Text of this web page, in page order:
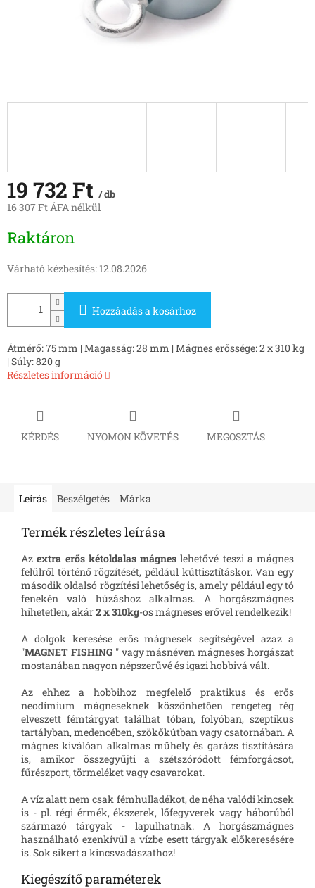
19 732 Ft / db
16 307 Ft ÁFA nélkül
Raktáron
Várható kézbesítés: 12.08.2026
Hozzáadás a kosárhoz
Átmérő: 75 mm | Magasság: 28 mm | Mágnes erőssége: 2 x 310 kg
| Súly: 820 g
Részletes információ
KÉRDÉS NYOMON KÖVETÉS MEGOSZTÁS
Leírás Beszélgetés Márka
Termék részletes leírása
Azextra erős kétoldalas mágnes lehetővé teszi a mágnes
felülről történő rögzítését, például kúttisztításkor. Van egy
második oldalsó rögzítési lehetőség is, amely például egy tó
fenekén való húzáshoz alkalmas. A horgászmágnes
hihetetlen, akár2 x 310kg-os mágneses erővel rendelkezik!
A dolgok keresése erős mágnesek segítségével azaz a
"MAGNET FISHING" vagy másnéven mágneses horgászat
mostanában nagyon népszerűvé és igazi hobbivá vált.
Az ehhez a hobbihoz megfelelő praktikus és erős
neodímium mágneseknek köszönhetően rengeteg rég
elveszett fémtárgyat találhat tóban, folyóban, szeptikus
tartályban, medencében, szökőkútban vagy csatornában. A
mágnes kiválóan alkalmas műhely és garázs tisztítására
is, amikor összegyűjti a szétszóródott fémforgácsot,
fűrészport, törmeléket vagy csavarokat.
A víz alatt nem csak fémhulladékot, de néha valódi kincsek
is - pl. régi érmék, ékszerek, lőfegyverek vagy háborúból
származó tárgyak - lapulhatnak. A horgászmágnes
használható ezenkívül a vízbe esett tárgyak előkeresésére
is. Sok sikert a kincsvadászathoz!
Kiegészítő paraméterek